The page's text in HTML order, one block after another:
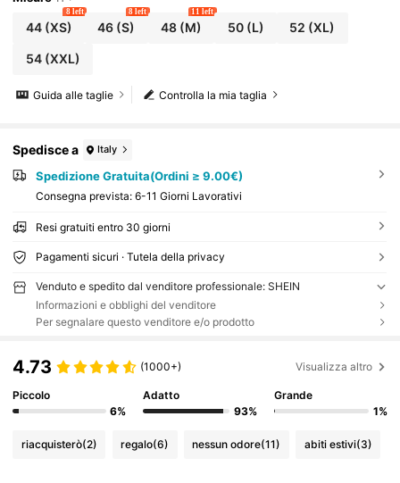
44(XS)
8 left
46 (S)
8 left
48(M)
11 left
50(L) 52 (XL)
54(XXL)
Controlla la mia taglia
Guida alle taglie
Spedisce a Italy
Spedizione Gratuita(Ordini ≥ 9.00€)
Consegna prevista: 6-11 Giorni Lavorativi
Resi gratuiti entro 30 giorni
Pagamenti sicuri · Tutela della privacy
Venduto e spedito dal venditore professionale: SHEIN
Informazioni e obblighi del venditore
Per segnalare questo venditore e/o prodotto
4.73 (1000+) Visualizza altro
Piccolo
6%
Adatto
93%
Grande
1%
riacquisterò(2) regalo(6) nessun odore(11) abiti estivi(3)